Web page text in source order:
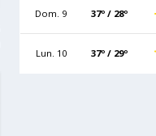
Dom. 9 37º / 28º
Lun. 10 37º / 29º